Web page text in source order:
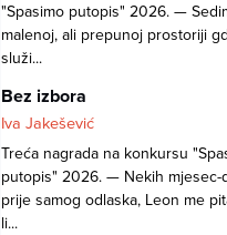
"Spasimo putopis" 2026. —
malenoj, ali prepunoj prostoriji
služi...
Bez izbora
Iva Jakešević
Treća nagrada na konkursu
putopis" 2026. — Nekih mjesec-
prije samog odlaska, Leon me
li...